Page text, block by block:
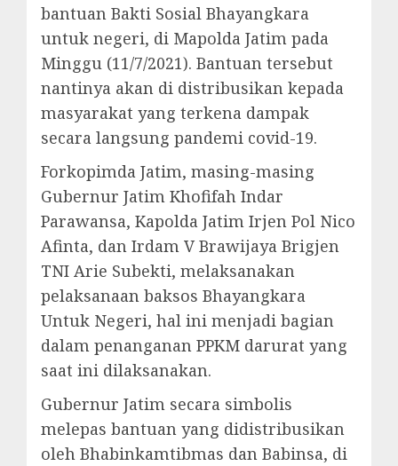
bantuan Bakti Sosial Bhayangkara
untuk negeri, di Mapolda Jatim pada
Minggu (11/7/2021). Bantuan tersebut
nantinya akan di distribusikan kepada
masyarakat yang terkena dampak
secara langsung pandemi covid-19.
Forkopimda Jatim, masing-masing
Gubernur Jatim Khofifah Indar
Parawansa, Kapolda Jatim Irjen Pol Nico
Afinta, dan Irdam V Brawijaya Brigjen
TNI Arie Subekti, melaksanakan
pelaksanaan baksos Bhayangkara
Untuk Negeri, hal ini menjadi bagian
dalam penanganan PPKM darurat yang
saat ini dilaksanakan.
Gubernur Jatim secara simbolis
melepas bantuan yang didistribusikan
oleh Bhabinkamtibmas dan Babinsa, di